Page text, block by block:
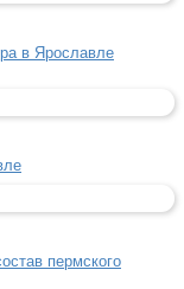
в Ярославле
пермского